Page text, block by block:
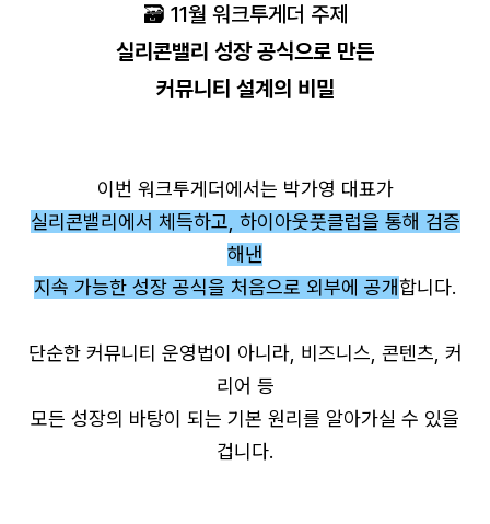
🗃️ 11월 워크투게더 주제
실리콘밸리 성장 공식으로 만든
커뮤니티 설계의 비밀
이번 워크투게더에서는 박가영 대표가
실리콘밸리에서 체득하고, 하이아웃풋클럽을 통해 검증
해낸
지속 가능한 성장 공식을 처음으로 외부에 공개합니다.
단순한 커뮤니티 운영법이 아니라, 비즈니스, 콘텐츠, 커
리어 등
모든 성장의 바탕이 되는 기본 원리를 알아가실 수 있을
겁니다.